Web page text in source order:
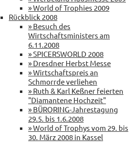
» World of Trophies 2009
Rückblick 2008
» Besuch des
Wirtschaftsministers am
6.11.2008
» SPICERSWORLD 2008
» Dresdner Herbst Messe
» Wirtschaftspreis an
Schmorrde verliehen
» Ruth & Karl Keßner feierten
"Diamantene Hochzeit"
» BÜRORING-Jahrestagung
29.5. bis 1.6.2008
» World of Trophys vom 29. bis
30. März 2008 in Kassel